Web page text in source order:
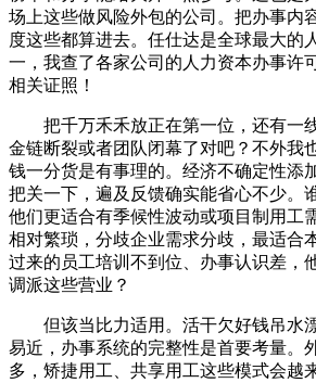
场上这些做风险外包的公司。把办事内
度这些都算进去。任仕达是全球最大的
一，我查了各家公司的人力资本办事许
相关证照！
把千万禾禾放正在第一位，还有一
金链断裂或者团队闭幕了对吧？不外我
钱一分货是有事理的。经济不确定性添
把关一下，遍及反馈确实能省心不少。
他们更适合有季候性波动或项目制用工
相对繁琐，分歧企业需求分歧，最适合
过来的员工培训不到位、办事认识差，
调派这些营业？
但该当比力适用。活干欠好钱吊水
易近，办事系统的完整性是首要考量。
多，矫捷用工、共享用工这些模式会越